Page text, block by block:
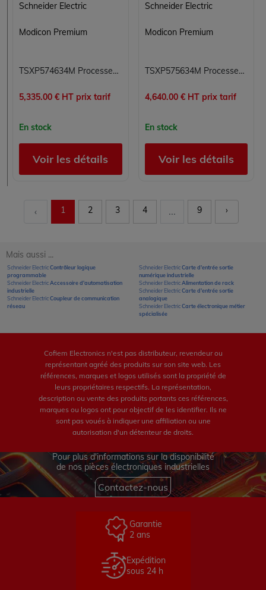
Schneider Electric
Modicon Premium
TSXP574634M Processeur Modicon Premium Schneider Electric
5,335.00 € HT prix tarif
En stock
Voir les détails
Schneider Electric
Modicon Premium
TSXP575634M Processeur Modicon Premium Schneider Electric
4,640.00 € HT prix tarif
En stock
Voir les détails
‹ 1 2 3 4 ... 9 ›
Mais aussi ...
Schneider ElectricContrôleur logique
programmable
Schneider ElectricAccessoire d'automatisation
industrielle
Schneider ElectricCoupleur de communication
réseau
Schneider ElectricCarte d'entrée sortie
numérique industrielle
Schneider ElectricAlimentation de rack
Schneider ElectricCarte d'entrée sortie
analogique
Schneider ElectricCarte électronique métier
spécialisée
Cofiem Electronics n'est pas distributeur, revendeur ou
représentant agréé des produits sur son site web. Les
références, marques et logos utilisés sont la propriété de
leurs propriétaires respectifs. La représentation,
description ou vente des produits portants ces références,
marques ou logos ont pour objectif de les identifier. Ils ne
sont pas voués à indiquer une affiliation ou une
autorisation d'un détenteur de droits.
Pour plus d'informations sur la disponibilité
de nos pièces électroniques industrielles
Contactez-nous
Garantie
2 ans
Expédition
sous 24 h